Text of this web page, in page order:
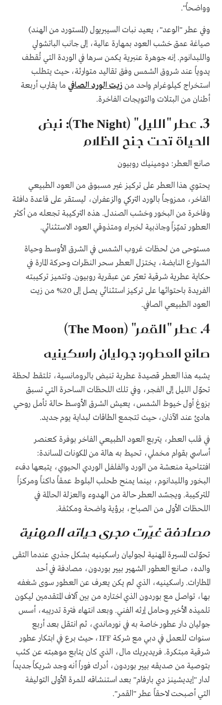
وواضحاً".
وفي عطر "الوعد"، يعيد نبات السيبريول (المستورد من الهند)
صياغة عمق خشب العود بمهارة عالية، إلى جانب الباتشولي
واللبدانوم. إنه جوهرة عنبرية يكمن سرها في الوردة التي تُقطف
يدوياً عند شروق الشمس وفق تقاليد متوارثة، حيث يتطلب
استخراج كيلوغرام واحد منزيت الورد الصافي ما يقارب أربعة
أطنان من البتلات والتويجات الفاخرة.
3. عطر "الليل" (The Night): نبض
الحياة تحت جنح الظلام
صانع العطر: دومينيك روبيون
يحتوي هذا العطر على تركيز غير مسبوق من العود الطبيعي
الفاخر، ممزوجاً بالورد التركي والزعفران، ليستقر على قاعدة دافئة
وفاخرة من البخور وخشب الصندل. هذه التركيبة تجعله من أكثر
العطور تميّزاً وجاذبية لخبراء ومتذوقي العود الاستثنائي.
مستوحى من لحظات غروب الشمس في الشرق الأوسط وحياة
الشوارع النابضة، يختزل العطر سحر النظرات وحركة المارة في
حكاية عطرية شرقية تعبّر عن عبقرية روبيون. وتتميز تركيبته
الفريدة باحتوائها على تركيز استثنائي يصل إلى 20% من زيت
العود الطبيعي الصافي.
4. عطر "القمر" (The Moon)
صانع العطور: جوليان راسكينيه
يشبه هذا العطر قصيدة عطرية تنبض بالرومانسية، تلتقط لحظة
تحوّل الليل إلى الفجر، وفي تلك اللحظات الساحرة التي تسبق
بزوغ أول خيوط الشمس، يعيش الشرق الأوسط حالة تأمل روحي
هادئ عند الآذان، حيث تتجمع الطاقات لبداية يوم جديد.
في قلب العطر، يتربع العود الطبيعي الفاخر بوفرة كعنصر
أساسي بقوام مخملي، تحيط به هالة من المكونات المساندة:
افتتاحية منعشة من الورد والفلفل الوردي الحيوي، يتبعها دفء
البخور واللبدانوم، بينما يمنح طحلب البلوط عمقاً داكناً ومركزاً
للتركيبة. ويجسّد العطر حالة من الهدوء والعزلة الحالمة في
اللحظات الأولى من الصباح، برؤية واضحة ومكثفة.
مصادفة غيّرت مجرى حياته المهنية
تحوّلت المسيرة المهنية لجوليان راسكينيه بشكل جذري عندما التقى
والده، صانع العطور الشهير بيير بوردون، مصادفة في أحد
المطارات. راسكينيه، الذي لم يكن يعرف عن العطور سوى شغفه
بها، تواصل مع بوردون الذي اختاره من بين آلاف المتقدمين ليكون
تلميذه الأخير وحامل إرثه الفني. وبعد انتهاء فترة تدريبه، أسس
جوليان دار عطور خاصة به في نورماندي، ثم انتقل بعد أربع
سنوات للعمل في دبي مع شركة IFF، حيث برع في ابتكار عطور
شرقية مبتكرة. فريديريك مال، الذي كان يتابع موهبته عن كثب
بتوصية من صديقه بيير بوردون، أدرك فوراً أنه وجد شريكاً جديداً
لدار "إيديشينز دي بارفام" بعد استنشاقه للمرة الأولى التوليفة
التي أصبحت لاحقاً عطر "القمر".